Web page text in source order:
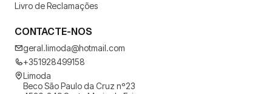
Livro de Reclamações
CONTACTE-NOS
geral.limoda@hotmail.com
+351928499158
Limoda
Beco São Paulo da Cruz nº23